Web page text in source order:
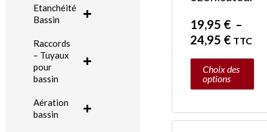
Etanchéité
Bassin
Raccords
– Tuyaux
pour
bassin
Aération
bassin
19,95 € –
24,95 € TTC
Choix des
options
du
produit